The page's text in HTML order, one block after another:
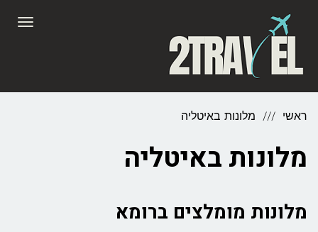
ראשי מלונות באיטליה
מלונות באיטליה
מלונות מומלצים ברומא